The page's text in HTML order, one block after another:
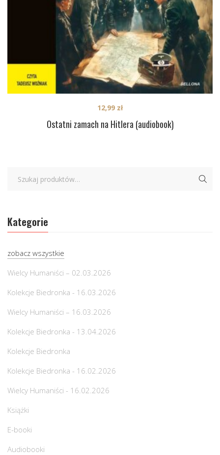
Ostatni zamach na Hitlera (audiobook)
12,99 zł
Kategorie
zobacz wszystkie
Wielcy Humaniści – 02.03.2026
Kolekcje Biedronka - 16.03.2026
Wielcy Humaniści – 16.03.2026
Kolekcje Biedronka - 13.04.2026
Kolekcje Biedronka
Kolekcje Biedronka - 16.02.2026
Wielcy Humaniści - 16.02.2026
Książki
E-booki
Audiobooki